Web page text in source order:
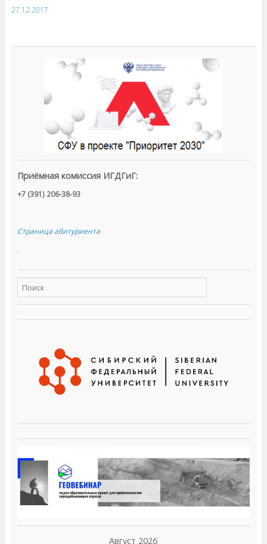
27.12.2017
Приёмная комиссия ИГДГиГ:
+7 (391) 206-38-93
Страница абитуриента
.
Август 2026